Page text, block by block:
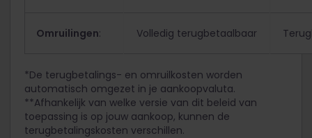
Omruilingen: Volledig terugbetaalbaar
*De terugbetalings- en omruilkosten worden
automatisch omgezet in je aankoopvaluta.
**Afhankelijk van welke versie van dit beleid van
toepassing is op jouw aankoop, kunnen de
terugbetalingskosten verschillen.